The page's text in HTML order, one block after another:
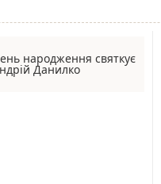
народження святкує
Данилко